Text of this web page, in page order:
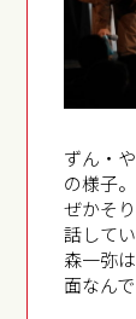
ずん・
の様子
ぜかそ
話して
森一弥
面なん